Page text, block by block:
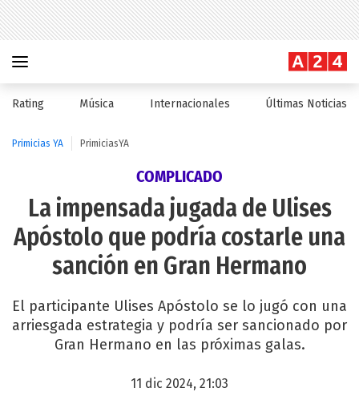
Rating Música Internacionales Últimas Noticias
Primicias YA PrimiciasYA
COMPLICADO
La impensada jugada de Ulises
Apóstolo que podría costarle una
sanción en Gran Hermano
El participante Ulises Apóstolo se lo jugó con una
arriesgada estrategia y podría ser sancionado por
Gran Hermano en las próximas galas.
11 dic 2024, 21:03